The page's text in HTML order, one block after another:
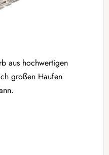
aus hochwertigen
großen Haufen